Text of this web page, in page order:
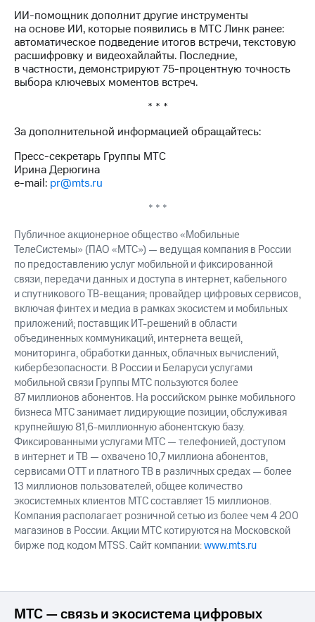
ИИ-помощник дополнит другие инструменты
на основе ИИ, которые появились в МТС Линк ранее:
автоматическое подведение итогов встречи, текстовую
расшифровку и видеохайлайты. Последние,
в частности, демонстрируют 75-процентную точность
выбора ключевых моментов встреч.
* * *
За дополнительной информацией обращайтесь:
Пресс-секретарь Группы МТС
Ирина Дерюгина
e-mail: pr@mts.ru
* * *
Публичное акционерное общество «Мобильные
ТелеСистемы» (ПАО «МТС») — ведущая компания в России
по предоставлению услуг мобильной и фиксированной
связи, передачи данных и доступа в интернет, кабельного
и спутникового ТВ-вещания; провайдер цифровых сервисов,
включая финтех и медиа в рамках экосистем и мобильных
приложений; поставщик ИТ-решений в области
объединенных коммуникаций, интернета вещей,
мониторинга, обработки данных, облачных вычислений,
кибербезопасности. В России и Беларуси услугами
мобильной связи Группы МТС пользуются более
87 миллионов абонентов. На российском рынке мобильного
бизнеса МТС занимает лидирующие позиции, обслуживая
крупнейшую 81,6-миллионную абонентскую базу.
Фиксированными услугами МТС — телефонией, доступом
в интернет и ТВ — охвачено 10,7 миллиона абонентов,
сервисами OTT и платного ТВ в различных средах — более
13 миллионов пользователей, общее количество
экосистемных клиентов МТС составляет 15 миллионов.
Компания располагает розничной сетью из более чем 4 200
магазинов в России. Акции МТС котируются на Московской
бирже под кодом MTSS. Сайт компании:www.mts.ru
МТС — связь и экосистема цифровых